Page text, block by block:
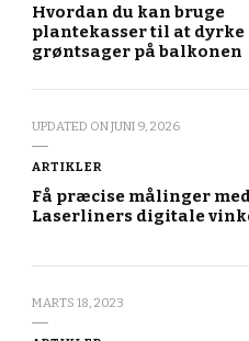
Hvordan du kan bruge
plantekasser til at dyrke
grøntsager på balkonen
UPDATED ONJUNI 9, 2026
ARTIKLER
Få præcise målinger
Laserliners digitale
MARTS 18, 2023